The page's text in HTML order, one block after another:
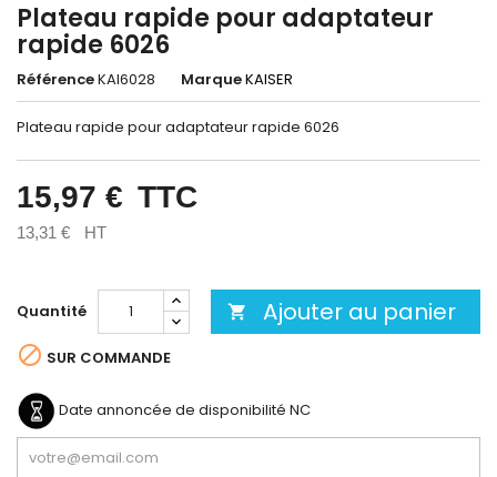
Plateau rapide pour adaptateur
rapide 6026
RéférenceKAI6028 MarqueKAISER
Plateau rapide pour adaptateur rapide 6026
15,97 € TTC
13,31 € HT
Quantité  Ajouter au panier
 SUR COMMANDE
Date annoncée de disponibilité NC